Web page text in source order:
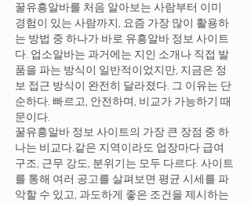
꿀유흥알바를 처음 알아보는 사람부터 이미
경험이 있는 사람까지, 요즘 가장 많이 활용하
는 방법 중 하나가 바로 유흥알바 정보 사이트
다. 업소알바는 과거에는 지인 소개나 직접 발
품을 파는 방식이 일반적이었지만, 지금은 정
보 접근 방식이 완전히 달라졌다. 그 이유는 단
순하다. 빠르고, 안전하며, 비교가 가능하기 때
문이다.
꿀유흥알바 정보 사이트의 가장 큰 장점 중 하
나는 비교다.같은 지역이라도 업장마다 급여
구조, 근무 강도, 분위기는 모두 다르다. 사이트
를 통해 여러 공고를 살펴보면 평균 시세를 파
악할 수 있고, 과도하게 좋은 조건을 제시하는